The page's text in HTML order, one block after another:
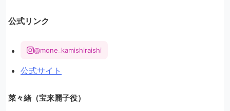
公式リンク
@mone_kamishiraishi
公式サイト
菜々緒（宝来麗子役）